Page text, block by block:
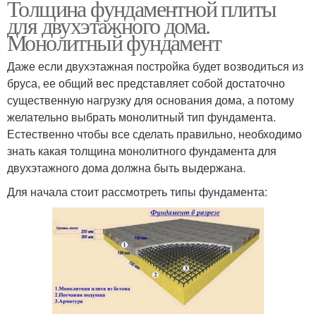
Толщина фундаментной плиты
для двухэтажного дома.
Монолитный фундамент
Даже если двухэтажная постройка будет возводиться из
бруса, ее общий вес представляет собой достаточно
существенную нагрузку для основания дома, а потому
желательно выбрать монолитный тип фундамента.
Естественно чтобы все сделать правильно, необходимо
знать какая толщина монолитного фундамента для
двухэтажного дома должна быть выдержана.
Для начала стоит рассмотреть типы фундамента: